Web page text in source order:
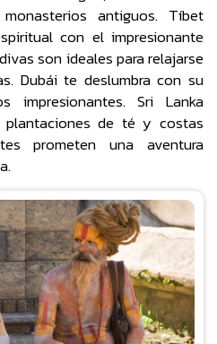
antiguos. Tíbet
con el impresionante
son ideales para relajarse
Dubái te deslumbra con su
impresionantes. Sri Lanka
plantaciones de té y costas
prometen una aventura